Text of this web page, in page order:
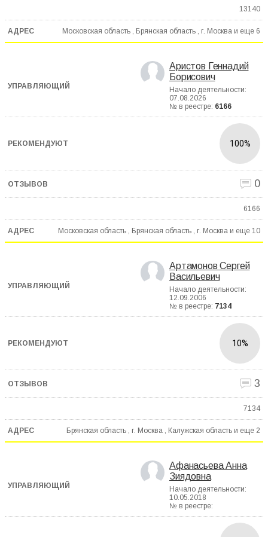
13140
Московская область , Брянская область , г. Москва и еще 6
Аристов Геннадий
Борисович
Начало деятельности:
07.08.2026
№ в реестре: 6166
100%
0
6166
Московская область , Брянская область , г. Москва и еще 10
Артамонов Сергей
Васильевич
Начало деятельности:
12.09.2006
№ в реестре: 7134
10%
3
7134
Брянская область , г. Москва , Калужская область и еще 2
Афанасьева Анна
Зиядовна
Начало деятельности:
10.05.2018
№ в реестре: